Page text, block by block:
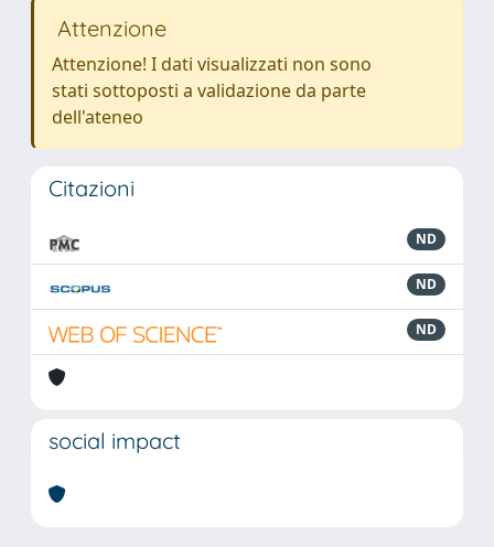
Attenzione
Attenzione! I dati visualizzati non sono
stati sottoposti a validazione da parte
dell'ateneo
Citazioni
ND
ND
ND
social impact